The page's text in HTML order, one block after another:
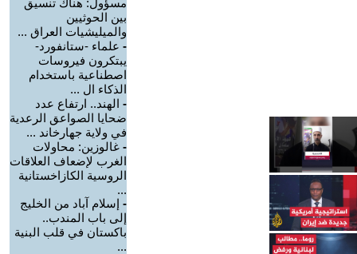
مسؤول: هناك تنسيق
بين الحوثيين
والميليشيات العراق ...
- علماء -ستانفورد-
يبتكرون فيروسات
اصطناعية باستخدام
الذكاء ال ...
- الهند.. ارتفاع عدد
ضحايا الصواعق الرعدية
في ولاية جهارخاند ...
- غالوزين: محاولات
الغرب لإضعاف العلاقات
الروسية الكازاخستانية
...
- إسلام آباد من الخليج
إلى باب المندب..
باكستان في قلب البنية
...